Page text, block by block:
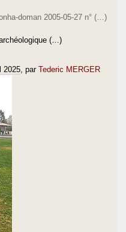
doman 2005-05-27 n° (…)
(…)
2025 , par Tederic MERGER